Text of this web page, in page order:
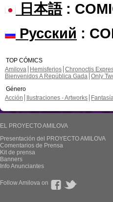
日本語:
Русский :
TOP CÓMICS
Amilova
Hemisferios Chronoctis
Bienvenidos A República Gada Only
Género
Acción
Ilustraciones - Artworks
EL PROYECTO AMILOVA
Presentación del PROYECTO AMILOVA
Comentarios de Prensa
Kit de prensa
Banners
Info Anunciantes
Follow Amilova on